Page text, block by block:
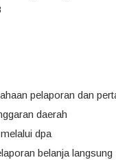
pelaporan dan
daerah
dpa
belanja langsung